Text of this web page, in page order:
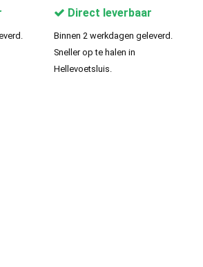
Direct leverbaar
Binnen 2 werkdagen geleverd.
Sneller op te halen in
Hellevoetsluis.